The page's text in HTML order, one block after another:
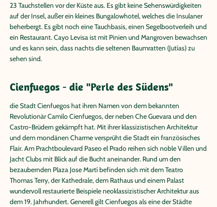
23 Tauchstellen vor der Küste aus. Es gibt keine Sehenswürdigkeiten
auf der Insel, außer ein kleines Bungalowhotel, welches die Insulaner
beherbergt. Es gibt noch eine Tauchbasis, einen Segelbootverleih und
ein Restaurant. Cayo Levisa ist mit Pinien und Mangroven bewachsen
und es kann sein, dass nachts die seltenen Baumratten (Jutías) zu
sehen sind.
Cienfuegos - die "Perle des Südens"
die Stadt Cienfuegos hat ihren Namen von dem bekannten
Revolutionär Camilo Cienfuegos, der neben Che Guevara und den
Castro-Brüdern gekämpft hat. Mit ihrer klassizistischen Architektur
und dem mondänen Charme versprüht die Stadt ein französisches
Flair. Am Prachtboulevard Paseo el Prado reihen sich noble Villen und
Jacht Clubs mit Blick auf die Bucht aneinander. Rund um den
bezaubernden Plaza Jose Martí befinden sich mit dem Teatro
Thomas Terry, der Kathedrale, dem Rathaus und einem Palast
wundervoll restaurierte Beispiele neoklassizistischer Architektur aus
dem 19. Jahrhundert. Generell gilt Cienfuegos als eine der Städte